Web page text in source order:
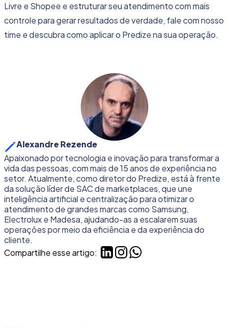
Livre e Shopee e estruturar seu atendimento com mais
controle para gerar resultados de verdade, fale com nosso
time e descubra como aplicar o Predize na sua operação.
Alexandre Rezende
Apaixonado por tecnologia e inovação para transformar a
vida das pessoas, com mais de 15 anos de experiência no
setor. Atualmente, como diretor do Predize, está à frente
da solução líder de SAC de marketplaces, que une
inteligência artificial e centralização para otimizar o
atendimento de grandes marcas como Samsung,
Electrolux e Madesa, ajudando-as a escalarem suas
operações por meio da eficiência e da experiência do
cliente.
Compartilhe esse artigo: